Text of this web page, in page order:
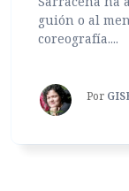
guión o al
coreografía....
Por